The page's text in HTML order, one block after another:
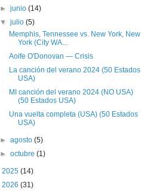
►junio(14)
▼julio(5)
Memphis, Tennessee vs. New York, New
York (City WA...
Aoife O'Donovan — Crisis
La canción del verano 2024 (50 Estados
USA)
MI canción del verano 2024 (NO USA)
(50 Estados USA)
Una vuelta completa (USA) (50 Estados
USA)
►agosto(5)
►octubre(1)
2025 (14)
2026 (31)